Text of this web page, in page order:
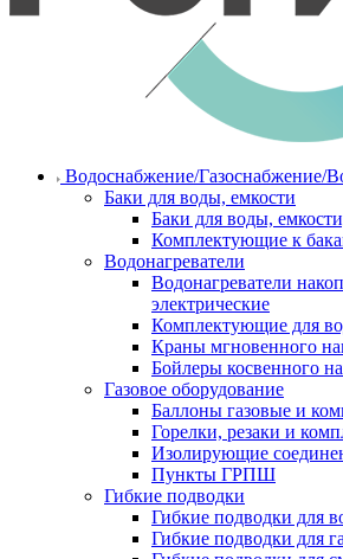
Водоснабжение/Газоснабжение/
Баки для воды, емкости
Баки для воды,
Комплектующие к
Водонагреватели
Водонагреватели
электрические
Комплектующие для
Краны мгновенного
Бойлеры косвенного
Газовое оборудование
Баллоны газовые и
Горелки, резаки и
Изолирующие
Пункты ГРПШ
Гибкие подводки
Гибкие подводки для
Гибкие подводки для